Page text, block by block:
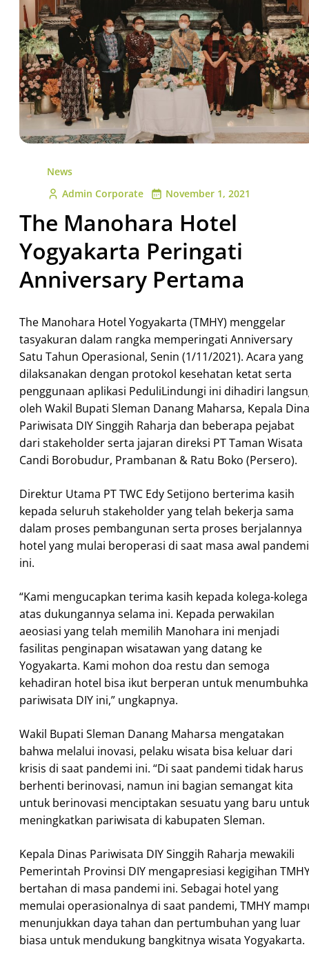
News
Admin Corporate
November 1, 2021
The Manohara Hotel
Yogyakarta Peringati
Anniversary Pertama
The Manohara Hotel Yogyakarta (TMHY) menggelar
tasyakuran dalam rangka memperingati Anniversary
Satu Tahun Operasional, Senin (1/11/2021). Acara yang
dilaksanakan dengan protokol kesehatan ketat serta
penggunaan aplikasi PeduliLindungi ini dihadiri
oleh Wakil Bupati Sleman Danang Maharsa, Kepala
Pariwisata DIY Singgih Raharja dan beberapa pejabat
dari stakeholder serta jajaran direksi PT Taman Wisata
Candi Borobudur, Prambanan & Ratu Boko (Persero).
Direktur Utama PT TWC Edy Setijono berterima kasih
kepada seluruh stakeholder yang telah bekerja sama
dalam proses pembangunan serta proses berjalannya
hotel yang mulai beroperasi di saat masa awal pandemi
ini.
“Kami mengucapkan terima kasih kepada kolega-kolega
atas dukungannya selama ini. Kepada perwakilan
aeosiasi yang telah memilih Manohara ini menjadi
fasilitas penginapan wisatawan yang datang ke
Yogyakarta. Kami mohon doa restu dan semoga
kehadiran hotel bisa ikut berperan untuk
pariwisata DIY ini,” ungkapnya.
Wakil Bupati Sleman Danang Maharsa mengatakan
bahwa melalui inovasi, pelaku wisata bisa keluar dari
krisis di saat pandemi ini. “Di saat pandemi tidak harus
berhenti berinovasi, namun ini bagian semangat kita
untuk berinovasi menciptakan sesuatu yang baru untuk
meningkatkan pariwisata di kabupaten Sleman.
Kepala Dinas Pariwisata DIY Singgih Raharja mewakili
Pemerintah Provinsi DIY mengapresiasi kegigihan
bertahan di masa pandemi ini. Sebagai hotel yang
memulai operasionalnya di saat pandemi, TMHY
menunjukkan daya tahan dan pertumbuhan yang luar
biasa untuk mendukung bangkitnya wisata Yogyakarta.